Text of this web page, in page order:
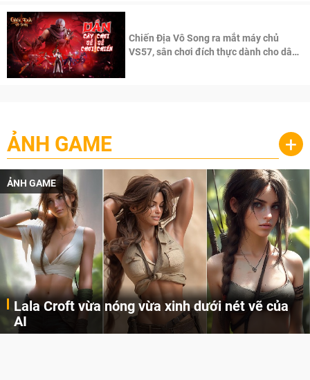
Chiến Địa Vô Song ra mắt máy chủ
VS57, sân chơi đích thực dành cho dân
ẢNH GAME +
ẢNH GAME
Lala Croft vừa nóng vừa xinh dưới nét vẽ của
AI